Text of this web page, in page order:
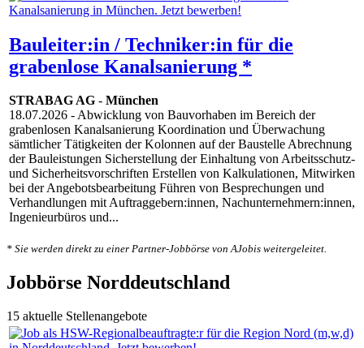
Bauleiter:in / Techniker:in für die
grabenlose Kanalsanierung *
STRABAG AG - München
18.07.2026 - Abwicklung von Bauvorhaben im Bereich der
grabenlosen Kanalsanierung Koordination und Überwachung
sämtlicher Tätigkeiten der Kolonnen auf der Baustelle Abrechnung
der Bauleistungen Sicherstellung der Einhaltung von Arbeitsschutz-
und Sicherheitsvorschriften Erstellen von Kalkulationen, Mitwirken
bei der Angebotsbearbeitung Führen von Besprechungen und
Verhandlungen mit Auftraggebern:innen, Nachunternehmern:innen,
Ingenieurbüros und...
* Sie werden direkt zu einer Partner-Jobbörse von AJobis weitergeleitet.
Jobbörse Norddeutschland
15 aktuelle Stellenangebote